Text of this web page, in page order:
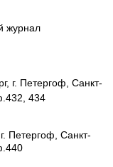
журнал
г. Петергоф, Санкт-
434
Петергоф, Санкт-